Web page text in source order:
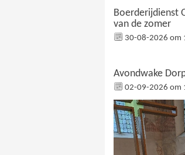
Boerderijdienst
van de zomer
30-08-2026 om
Avondwake
02-09-2026 om